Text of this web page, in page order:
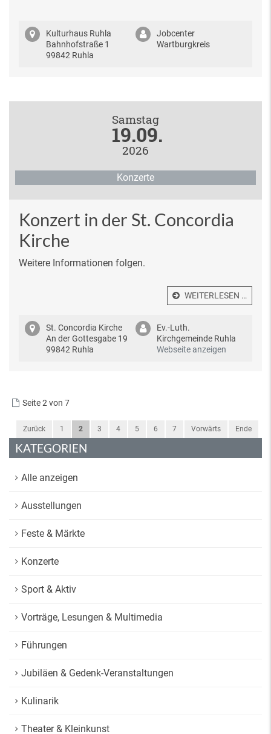
Kulturhaus Ruhla
Bahnhofstraße 1
99842 Ruhla
Jobcenter
Wartburgkreis
Samstag
19.09.
2026
Konzerte
Konzert in der St. Concordia
Kirche
Weitere Informationen folgen.
WEITERLESEN …
St. Concordia Kirche
An der Gottesgabe 19
99842 Ruhla
Ev.-Luth.
Kirchgemeinde Ruhla
Webseite anzeigen
Seite 2 von 7
Zurück 1 2 3 4 5 6 7 Vorwärts Ende
KATEGORIEN
Alle anzeigen
Ausstellungen
Feste & Märkte
Konzerte
Sport & Aktiv
Vorträge, Lesungen & Multimedia
Führungen
Jubiläen & Gedenk-Veranstaltungen
Kulinarik
Theater & Kleinkunst